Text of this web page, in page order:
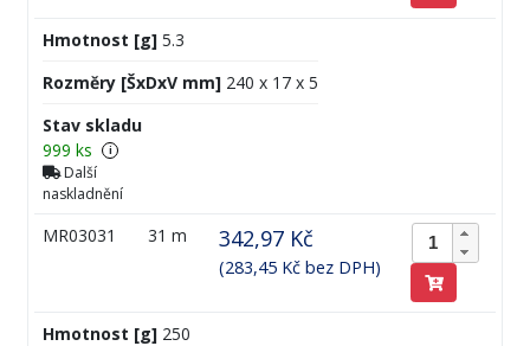
Hmotnost [g] 5.3
Rozměry [ŠxDxV mm] 240 x 17 x 5
Stav skladu
999 ks
i
Další
naskladnění
MR03031 31 m 342,97 Kč
(283,45 Kč bez DPH)
Hmotnost [g] 250